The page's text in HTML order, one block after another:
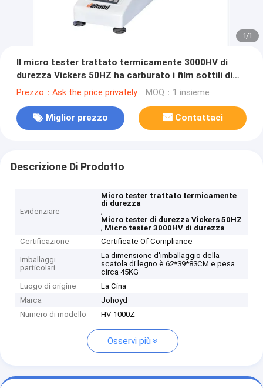
1/1
Il micro tester trattato termicamente 3000HV di
durezza Vickers 50HZ ha carburato i film sottili di
strato
Prezzo：Ask the price privately MOQ：1 insieme
Miglior prezzo Contattaci
Descrizione Di Prodotto
Evidenziare
Micro tester trattato termicamente
di durezza
,
Micro tester di durezza Vickers 50HZ
, Micro tester 3000HV di durezza
Certificazione
Certificate Of Compliance
Imballaggi
particolari
La dimensione d'imballaggio della
scatola di legno è 62*39*83CM e pesa
circa 45KG
Luogo di origine
La Cina
Marca
Johoyd
Numero di modello
HV-1000Z
Osservi più